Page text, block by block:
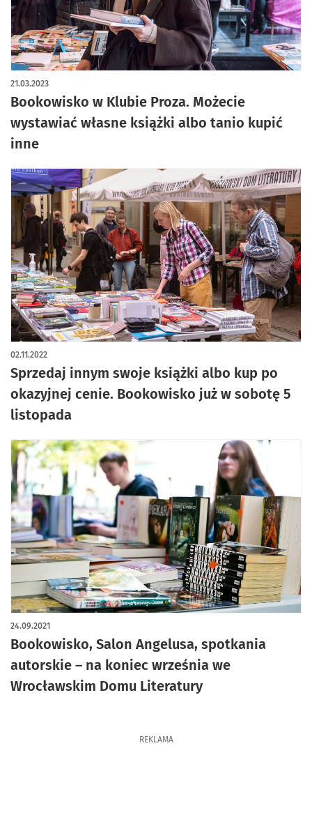
Bookowisko w Klubie Proza. Możecie
wystawiać własne książki albo tanio kupić
inne
21.03.2023
Sprzedaj innym swoje książki albo kup po
okazyjnej cenie. Bookowisko już w sobotę 5
listopada
02.11.2022
Bookowisko, Salon Angelusa, spotkania
autorskie – na koniec września we
Wrocławskim Domu Literatury
24.09.2021
REKLAMA